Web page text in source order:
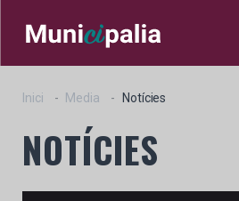
Inici Media Notícies
NOTÍCIES